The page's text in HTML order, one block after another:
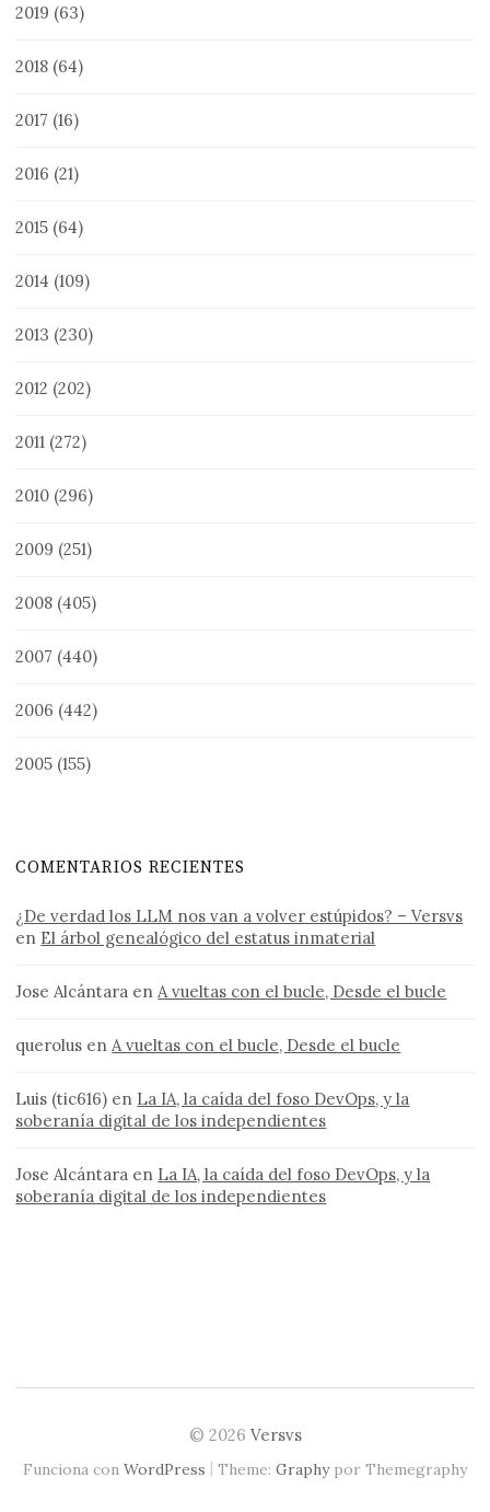
2019 (63)
2018 (64)
2017 (16)
2016 (21)
2015 (64)
2014 (109)
2013 (230)
2012 (202)
2011 (272)
2010 (296)
2009 (251)
2008 (405)
2007 (440)
2006 (442)
2005 (155)
COMENTARIOS RECIENTES
¿De verdad los LLM nos van a volver estúpidos? – Versvs
en El árbol genealógico del estatus inmaterial
Jose Alcántara en A vueltas con el bucle, Desde el bucle
querolus en A vueltas con el bucle, Desde el bucle
Luis (tic616) en La IA, la caída del foso DevOps, y la
soberanía digital de los independientes
Jose Alcántara en La IA, la caída del foso DevOps, y la
soberanía digital de los independientes
© 2026 Versvs
Funciona con WordPress | Theme: Graphypor Themegraphy